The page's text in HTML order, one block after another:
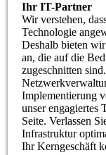
Ihr IT-Partner
Wir verstehen,
Technologie
Deshalb bieten
an, die auf die
zugeschnitten
Implementierung
unser engagiertes
Seite. Verlassen
Infrastruktur
Ihr Kerngeschäft